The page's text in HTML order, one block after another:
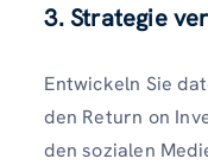
3. Strategie
Entwickeln Sie
den Return on
den sozialen